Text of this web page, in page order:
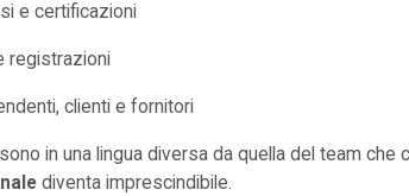
e certificazioni
registrazioni
clienti e fornitori
in una lingua diversa da quella del team che
diventa imprescindibile.